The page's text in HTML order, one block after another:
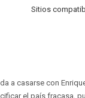
Sitios
a casarse con
el país fracasa,